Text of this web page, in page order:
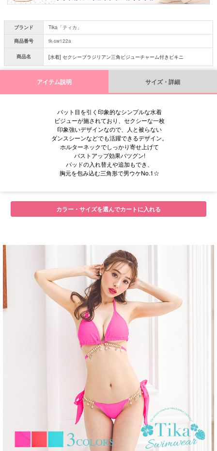
ブランド
Tika「ティカ」
商品番号
tk-sw122a
商品名 [水着] セクシーブラジリアン三角ビジューチャーム付きビキニ
アイテム説明 サイズ・詳細
パット目を引く印象的なシンプルな水着
ビジューが施されており、セクシーな一枚
印象強いデザインなので、人と被らない
ダンスシーンなどでも活躍できるデザイン。
ホルターネックでしっかり寄せ上げて
バストアップ効果バツグン!
パッドの入れ替えや追加もでき、
胸元を包み込む三角形で男ウケNo.1☆
カラー・サイズを選んでカートに入れる